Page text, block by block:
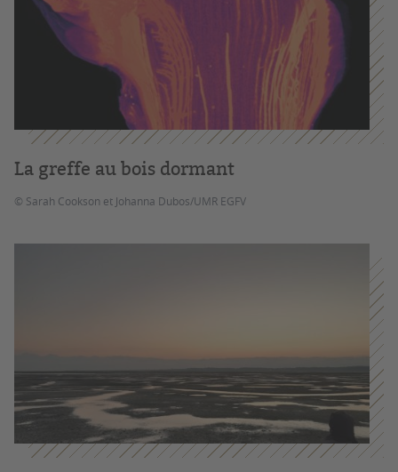
La greffe au bois dormant
© Sarah Cookson et Johanna Dubos/UMR EGFV